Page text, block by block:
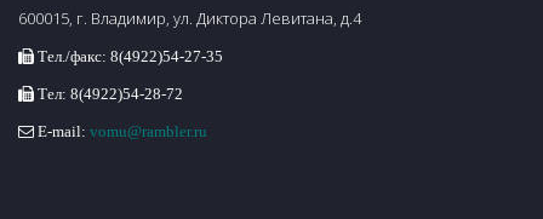
600015, г. Владимир, ул. Диктора Левитана, д.4
Тел./факс: 8(4922)54-27-35
Тел: 8(4922)54-28-72
E-mail: vomu@rambler.ru